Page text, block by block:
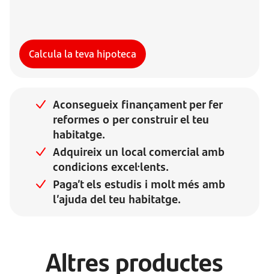
Calcula la teva hipoteca
Aconsegueix finançament per fer
reformes o per construir el teu
habitatge.
Adquireix un local comercial amb
condicions excel·lents.
Paga’t els estudis i molt més amb
l’ajuda del teu habitatge.
Altres productes